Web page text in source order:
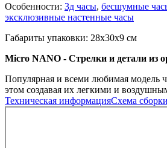
Особенности: 3д часы, бесшумные
эксклюзивные настенные часы
Габариты упаковки: 28x30x9 см
Micro NANO - Стрелки и детали из
Популярная и всеми любимая модель
этом создавая их легкими и
Техническая информацияСхема сборки